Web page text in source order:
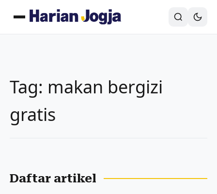
Tag: makan bergizi
gratis
Daftar artikel